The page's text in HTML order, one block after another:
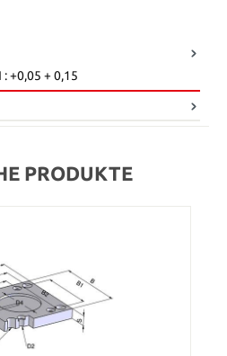
: +0,05 + 0,15
PRODUKTE